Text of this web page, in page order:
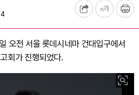
오전 서울 롯데시네마 건대입구에서
회가 진행되었다.